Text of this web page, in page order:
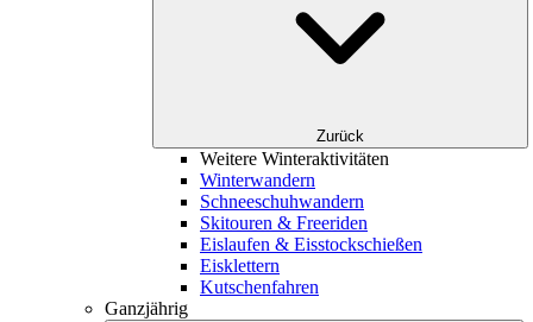
Zurück
Weitere Winteraktivitäten
Winterwandern
Schneeschuhwandern
Skitouren & Freeriden
Eislaufen & Eisstockschießen
Eisklettern
Kutschenfahren
Ganzjährig